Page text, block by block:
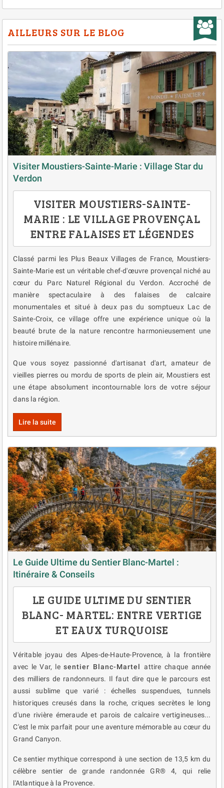
AILLEURS SUR LE BLOG
Visiter Moustiers-Sainte-Marie : Village Star du
Verdon
VISITER MOUSTIERS-SAINTE-
MARIE : LE VILLAGE PROVENÇAL
ENTRE FALAISES ET LÉGENDES
Classé parmi les Plus Beaux Villages de France, Moustiers-
Sainte-Marie est un véritable chef-d'œuvre provençal niché au
cœur du Parc Naturel Régional du Verdon. Accroché de
manière spectaculaire à des falaises de calcaire
monumentales et situé à deux pas du somptueux Lac de
Sainte-Croix, ce village offre une expérience unique où la
beauté brute de la nature rencontre harmonieusement une
histoire millénaire.
Que vous soyez passionné d'artisanat d'art, amateur de
vieilles pierres ou mordu de sports de plein air, Moustiers est
une étape absolument incontournable lors de votre séjour
dans la région.
Lire la suite
Le Guide Ultime du Sentier Blanc-Martel :
Itinéraire & Conseils
LE GUIDE ULTIME DU SENTIER
BLANC- MARTEL: ENTRE VERTIGE
ET EAUX TURQUOISE
Véritable joyau des Alpes-de-Haute-Provence, à la frontière
avec le Var, lesentier Blanc-Martelattire chaque année
des milliers de randonneurs. Il faut dire que le parcours est
aussi sublime que varié : échelles suspendues, tunnels
historiques creusés dans la roche, criques secrètes le long
d'une rivière émeraude et parois de calcaire vertigineuses...
C'est le mix parfait pour une aventure mémorable au cœur du
Grand Canyon.
Ce sentier mythique correspond à une section de 13,5 km du
célèbre sentier de grande randonnée GR® 4, qui relie
l'Atlantique à la Provence.